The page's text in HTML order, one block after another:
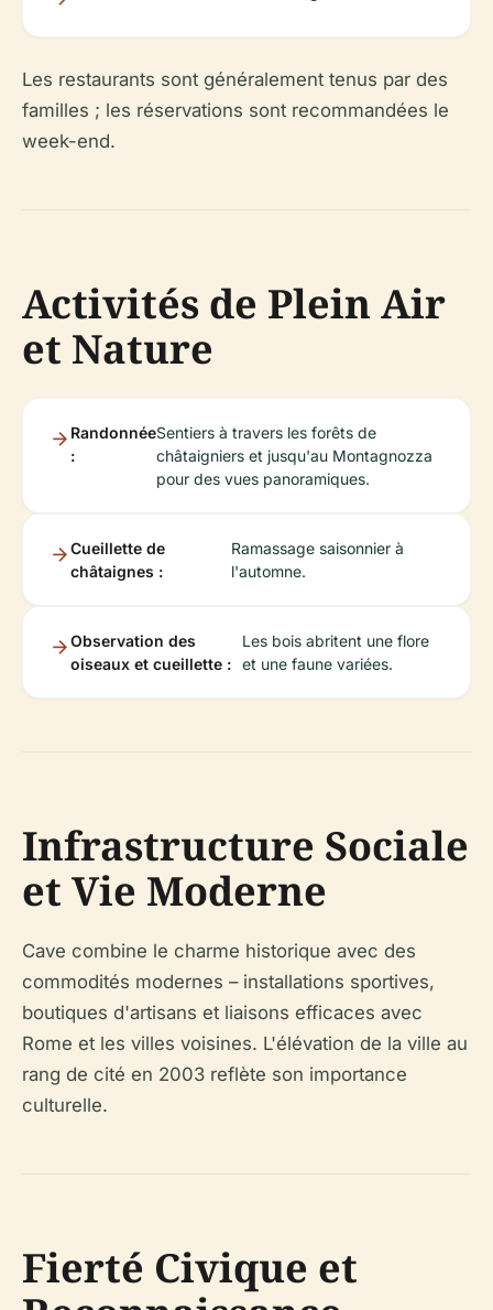
Les restaurants sont généralement tenus par des
familles ; les réservations sont recommandées le
week-end.
Activités de Plein Air
et Nature
Randonnée
:
Sentiers à travers les forêts de
châtaigniers et jusqu'au Montagnozza
pour des vues panoramiques.
Cueillette de
châtaignes :
Ramassage saisonnier à
l'automne.
Observation des
oiseaux et cueillette :
Les bois abritent une flore
et une faune variées.
Infrastructure Sociale
et Vie Moderne
Cave combine le charme historique avec des
commodités modernes – installations sportives,
boutiques d'artisans et liaisons efficaces avec
Rome et les villes voisines. L'élévation de la ville au
rang de cité en 2003 reflète son importance
culturelle.
Fierté Civique et